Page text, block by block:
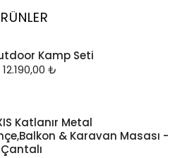
Kamp Seti
12.190,00 ₺
Katlanır Metal
& Karavan Masası -